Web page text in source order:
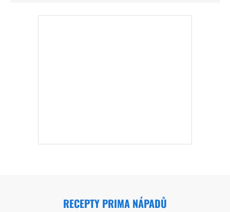
RECEPTY PRIMA NÁPADŮ